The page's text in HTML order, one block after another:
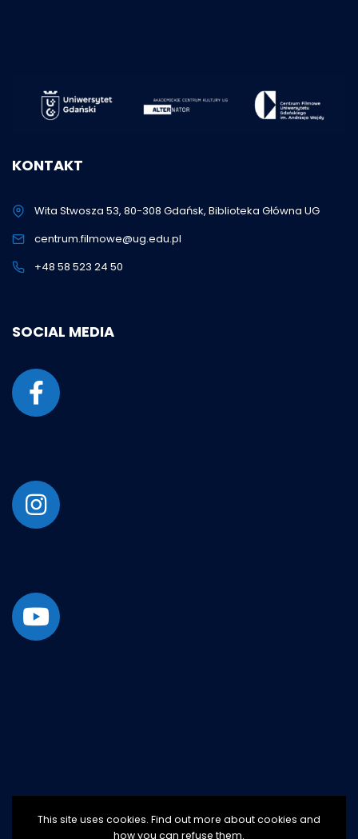
KONTAKT
Wita Stwosza 53, 80-308 Gdańsk, Biblioteka Główna UG
centrum.filmowe@ug.edu.pl
+48 58 523 24 50
SOCIAL MEDIA
This site uses cookies. Find out more about cookies and
how you can refuse them.